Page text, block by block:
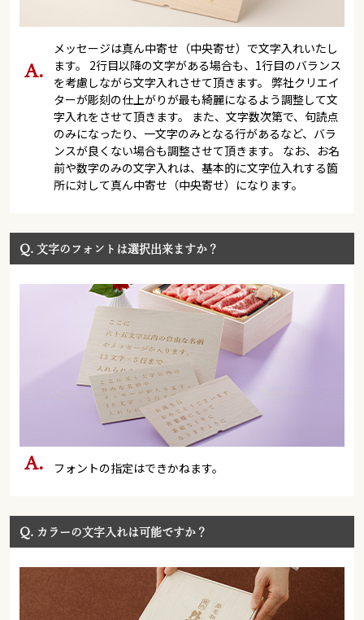
メッセージは真ん中寄せ（中央寄せ）で文字入れいたし
ます。 2行目以降の文字がある場合も、1行目のバランス
を考慮しながら文字入れさせて頂きます。 弊社クリエイ
ターが彫刻の仕上がりが最も綺麗になるよう調整して文
字入れをさせて頂きます。 また、文字数次第で、句読点
のみになったり、一文字のみとなる行があるなど、バラ
ンスが良くない場合も調整させて頂きます。 なお、お名
前や数字のみの文字入れは、基本的に文字位入れする箇
所に対して真ん中寄せ（中央寄せ）になります。
Q. 文字のフォントは選択出来ますか？
フォントの指定はできかねます。
Q. カラーの文字入れは可能ですか？